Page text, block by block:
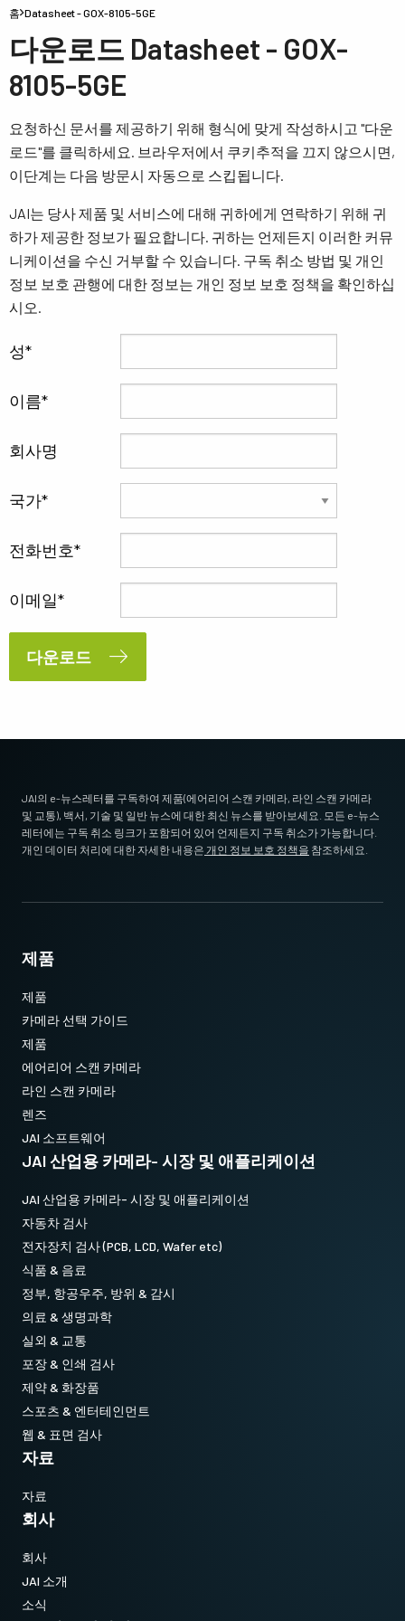
홈 Datasheet - GOX-8105-5GE
다운로드 Datasheet - GOX-
8105-5GE
요청하신 문서를 제공하기 위해 형식에 맞게 작성하시고 "다운
로드"를 클릭하세요. 브라우저에서 쿠키추적을 끄지 않으시면,
이단계는 다음 방문시 자동으로 스킵됩니다.
JAI는 당사 제품 및 서비스에 대해 귀하에게 연락하기 위해 귀
하가 제공한 정보가 필요합니다. 귀하는 언제든지 이러한 커뮤
니케이션을 수신 거부할 수 있습니다. 구독 취소 방법 및 개인
정보 보호 관행에 대한 정보는 개인 정보 보호 정책을 확인하십
시오.
성
이름
회사명
국가
전화번호
이메일
다운로드
JAI의 e-뉴스레터를 구독하여 제품(에어리어 스캔 카메라, 라인 스캔 카메라
및 교통), 백서, 기술 및 일반 뉴스에 대한 최신 뉴스를 받아보세요. 모든 e-뉴스
레터에는 구독 취소 링크가 포함되어 있어 언제든지 구독 취소가 가능합니다.
개인 데이터 처리에 대한 자세한 내용은 개인 정보 보호 정책을 참조하세요.
제품
제품
카메라 선택 가이드
제품
에어리어 스캔 카메라
라인 스캔 카메라
렌즈
JAI 소프트웨어
JAI 산업용 카메라- 시장 및 애플리케이션
JAI 산업용 카메라- 시장 및 애플리케이션
자동차 검사
전자장치 검사 (PCB, LCD, Wafer etc)
식품 & 음료
정부, 항공우주, 방위 & 감시
의료 & 생명과학
실외 & 교통
포장 & 인쇄 검사
제약 & 화장품
스포츠 & 엔터테인먼트
웹 & 표면 검사
자료
자료
회사
회사
JAI 소개
소식